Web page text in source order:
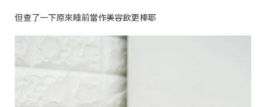
但查了一下原來睡前當作美容飲更棒耶